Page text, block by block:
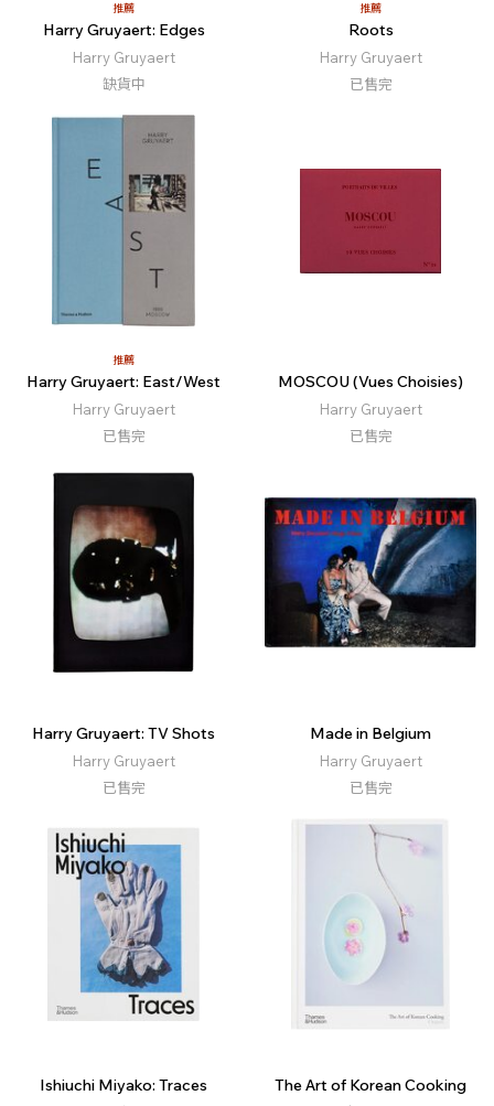
推薦
Harry Gruyaert: Edges
Harry Gruyaert
缺貨中
推薦
Roots
Harry Gruyaert
已售完
推薦
Harry Gruyaert: East/West
Harry Gruyaert
已售完
MOSCOU (Vues Choisies)
Harry Gruyaert
已售完
Harry Gruyaert: TV Shots
Harry Gruyaert
已售完
Made in Belgium
Harry Gruyaert
已售完
Ishiuchi Miyako: Traces The Art of Korean Cooking